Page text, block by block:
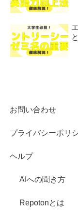
お問い合わせ
プライバシーポリ
ヘルプ
AIへの聞き方
Repotonとは